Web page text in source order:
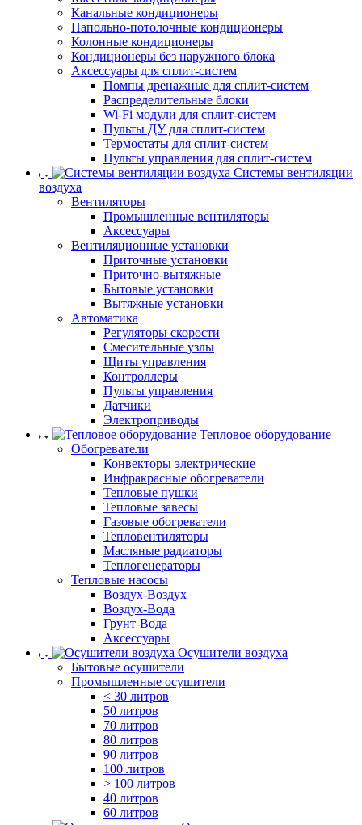
Канальные кондиционеры
Напольно-потолочные кондиционеры
Колонные кондиционеры
Кондиционеры без наружного блока
Аксессуары для сплит-систем
Помпы дренажные для сплит-систем
Распределительные блоки
Wi-Fi модули для сплит-систем
Пульты ДУ для сплит-систем
Термостаты для сплит-систем
Пульты управления для сплит-систем
Системы вентиляции
воздуха
Вентиляторы
Промышленные вентиляторы
Аксессуары
Вентиляционные установки
Приточные установки
Приточно-вытяжные
Бытовые установки
Вытяжные установки
Автоматика
Регуляторы скорости
Смесительные узлы
Щиты управления
Контроллеры
Пульты управления
Датчики
Электроприводы
Тепловое оборудование
Обогреватели
Конвекторы электрические
Инфракрасные обогреватели
Тепловые пушки
Тепловые завесы
Газовые обогреватели
Тепловентиляторы
Масляные радиаторы
Теплогенераторы
Тепловые насосы
Воздух-Воздух
Воздух-Вода
Грунт-Вода
Аксессуары
Осушители воздуха
Бытовые осушители
Промышленные осушители
< 30 литров
50 литров
70 литров
80 литров
90 литров
100 литров
> 100 литров
40 литров
60 литров